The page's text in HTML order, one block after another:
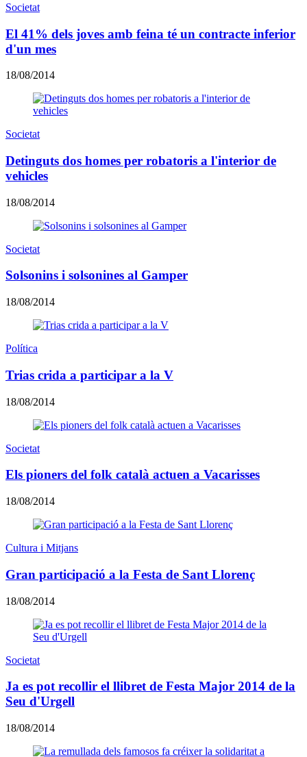
Societat
El 41% dels joves amb feina té un contracte inferior
d'un mes
18/08/2014
Societat
Detinguts dos homes per robatoris a l'interior de
vehicles
18/08/2014
Societat
Solsonins i solsonines al Gamper
18/08/2014
Política
Trias crida a participar a la V
18/08/2014
Societat
Els pioners del folk català actuen a Vacarisses
18/08/2014
Cultura i Mitjans
Gran participació a la Festa de Sant Llorenç
18/08/2014
Societat
Ja es pot recollir el llibret de Festa Major 2014 de la
Seu d'Urgell
18/08/2014